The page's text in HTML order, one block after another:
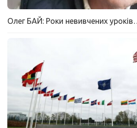
Олег БАЙ: Роки невивчених уроків…